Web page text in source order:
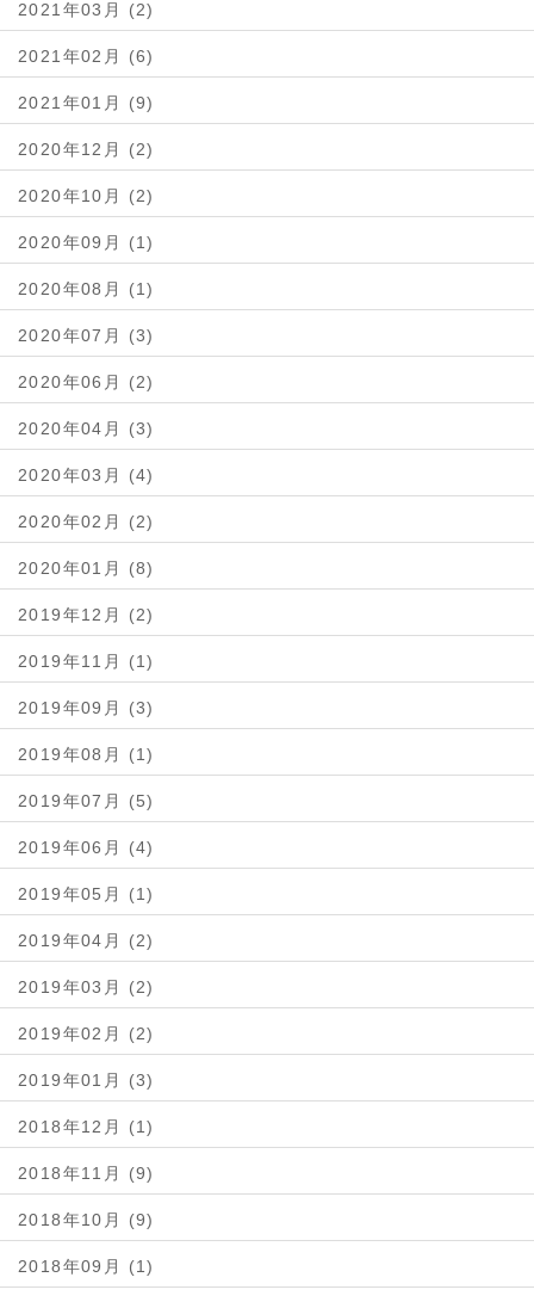
2021年03月 (2)
2021年02月 (6)
2021年01月 (9)
2020年12月 (2)
2020年10月 (2)
2020年09月 (1)
2020年08月 (1)
2020年07月 (3)
2020年06月 (2)
2020年04月 (3)
2020年03月 (4)
2020年02月 (2)
2020年01月 (8)
2019年12月 (2)
2019年11月 (1)
2019年09月 (3)
2019年08月 (1)
2019年07月 (5)
2019年06月 (4)
2019年05月 (1)
2019年04月 (2)
2019年03月 (2)
2019年02月 (2)
2019年01月 (3)
2018年12月 (1)
2018年11月 (9)
2018年10月 (9)
2018年09月 (1)